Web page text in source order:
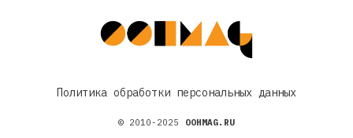
Политика обработки персональных данных
© 2010-2025 OOHMAG.RU